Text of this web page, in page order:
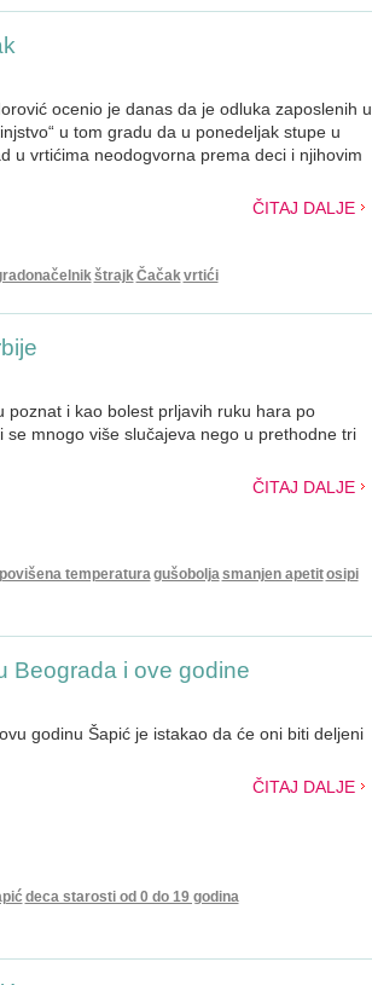
ocenio je danas da je odluka zaposlenih u
u tom gradu da u ponedeljak stupe u
u vrtićima neodogvorna prema deci i njihovim
ČITAJ DALJE
štrajkČačakvrtići
poznat i kao bolest prljavih ruku hara po
se mnogo više slučajeva nego u prethodne tri
ČITAJ DALJE
povišena temperaturagušoboljasmanjen apetitosipi
Beograda i ove godine
godinu Šapić je istakao da će oni biti deljeni
ČITAJ DALJE
deca starosti od 0 do 19 godina